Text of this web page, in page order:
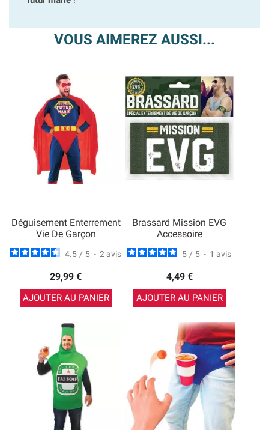
VOUS AIMEREZ AUSSI...
Déguisement Enterrement
Vie De Garçon
4.5 / 5 - 2 avis
29,99 €
AJOUTER AU PANIER
Brassard Mission EVG
Accessoire
5 / 5 - 1 avis
4,49 €
AJOUTER AU PANIER